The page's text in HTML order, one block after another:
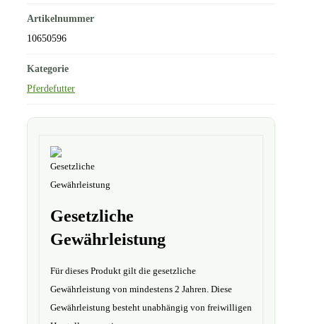
Artikelnummer
10650596
Kategorie
Pferdefutter
Gesetzliche
Gewährleistung
Für dieses Produkt gilt die gesetzliche
Gewährleistung von mindestens 2 Jahren. Diese
Gewährleistung besteht unabhängig von freiwilligen